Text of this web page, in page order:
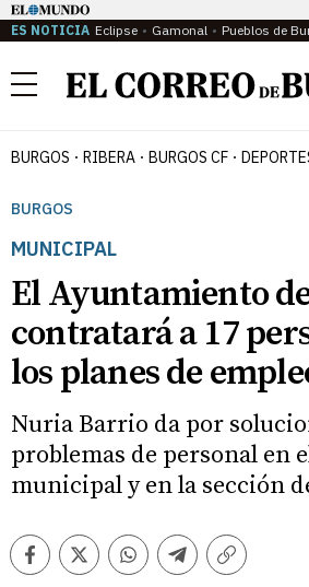
ES NOTICIA Eclipse Gamonal Pueblos de
Menú
BURGOS RIBERA BURGOS CF
BURGOS
MUNICIPAL
El Ayuntamiento
contratará a 17
los planes de
Nuria Barrio da por
problemas de personal en
municipal y en la sección
FacebookTwitterWhatsappTelegramCopiar